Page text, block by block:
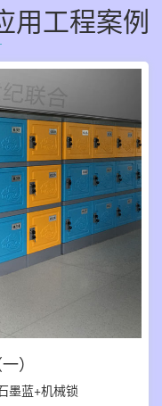
用工程案例
）
墨蓝+机械锁